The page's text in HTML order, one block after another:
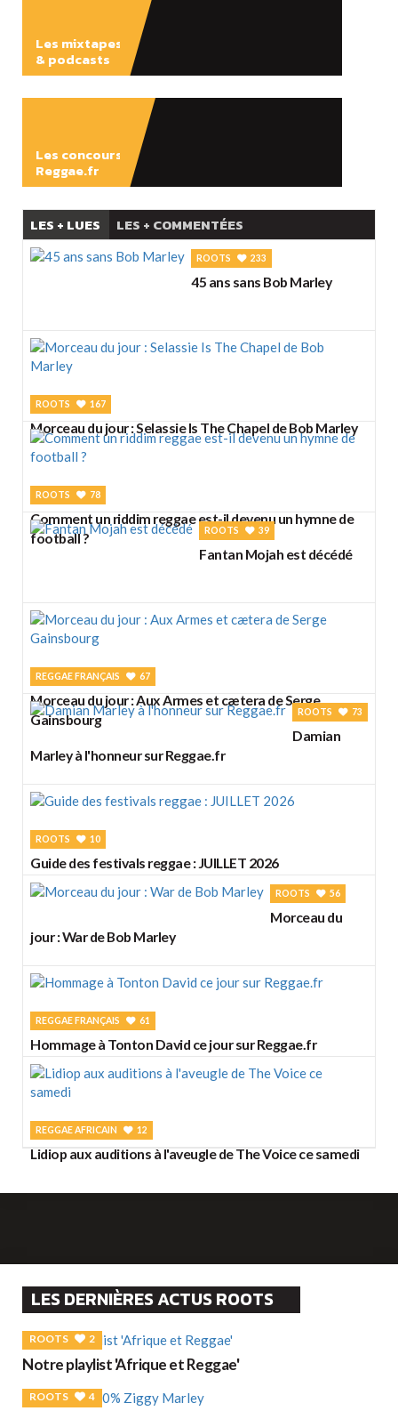
Les mixtapes
& podcasts
Les concours
Reggae.fr
LES + LUES LES + COMMENTÉES
ROOTS 233
45 ans sans Bob Marley
ROOTS 167
Morceau du jour : Selassie Is The Chapel de Bob Marley
ROOTS 78
Comment un riddim reggae est-il devenu un hymne de
football ?
ROOTS 39
Fantan Mojah est décédé
REGGAE FRANÇAIS 67
Morceau du jour : Aux Armes et cætera de Serge
Gainsbourg
ROOTS 73
Damian
Marley à l'honneur sur Reggae.fr
ROOTS 10
Guide des festivals reggae : JUILLET 2026
ROOTS 56
Morceau du
jour : War de Bob Marley
REGGAE FRANÇAIS 61
Hommage à Tonton David ce jour sur Reggae.fr
REGGAE AFRICAIN 12
Lidiop aux auditions à l'aveugle de The Voice ce samedi
LES DERNIÈRES ACTUS ROOTS
ROOTS 2
Notre playlist 'Afrique et Reggae'
ROOTS 4